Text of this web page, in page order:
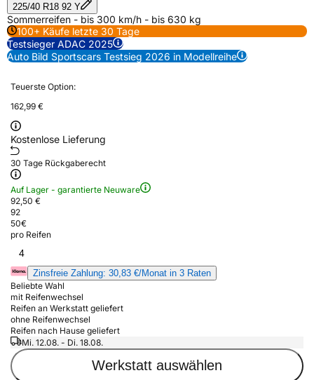
225/40 R18 92 Y
Sommerreifen - bis 300 km/h - bis 630 kg
100+ Käufe letzte 30 Tage
Testsieger ADAC 2025
Auto Bild Sportscars Testsieg 2026 in Modellreihe
Teuerste Option:
162,99 €
Kostenlose Lieferung
30 Tage Rückgaberecht
Auf Lager - garantierte Neuware
92,50 €
92
50€
pro Reifen
4
Zinsfreie Zahlung: 30,83 €/Monat in 3 Raten
Beliebte Wahl
mit Reifenwechsel
Reifen an Werkstatt geliefert
ohne Reifenwechsel
Reifen nach Hause geliefert
Mi. 12.08. - Di. 18.08.
Werkstatt auswählen